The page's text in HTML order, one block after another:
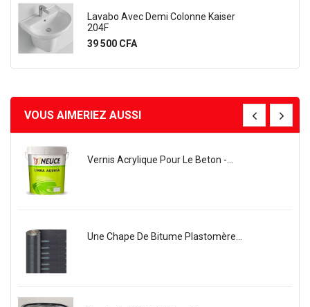
Lavabo Avec Demi Colonne Kaiser
204F
Prix
39 500 CFA
VOUS AIMERIEZ AUSSI
Vernis Acrylique Pour Le Beton -...
Une Chape De Bitume Plastomère...